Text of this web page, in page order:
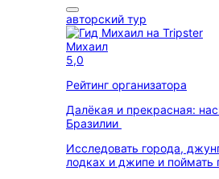
авторский тур
Михаил
5,0
Рейтинг организатора
Далёкая и прекрасная:
Бразилии
Исследовать города,
лодках и джипе и поймать